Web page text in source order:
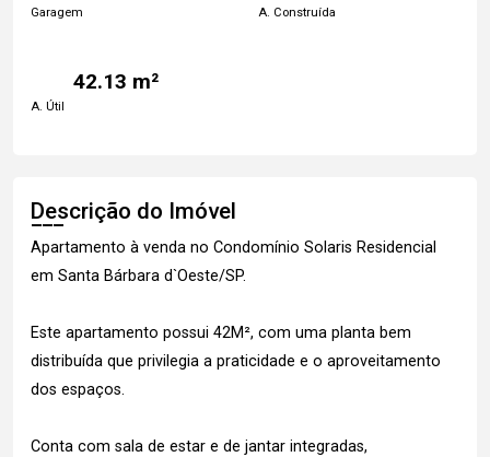
Garagem A. Construída
42.13 m²
A. Útil
Descrição do Imóvel
Apartamento à venda no Condomínio Solaris Residencial
em Santa Bárbara d`Oeste/SP.
Este apartamento possui 42M², com uma planta bem
distribuída que privilegia a praticidade e o aproveitamento
dos espaços.
Conta com sala de estar e de jantar integradas,